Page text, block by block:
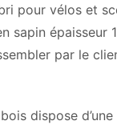
pour vélos et
sapin
par le
dispose